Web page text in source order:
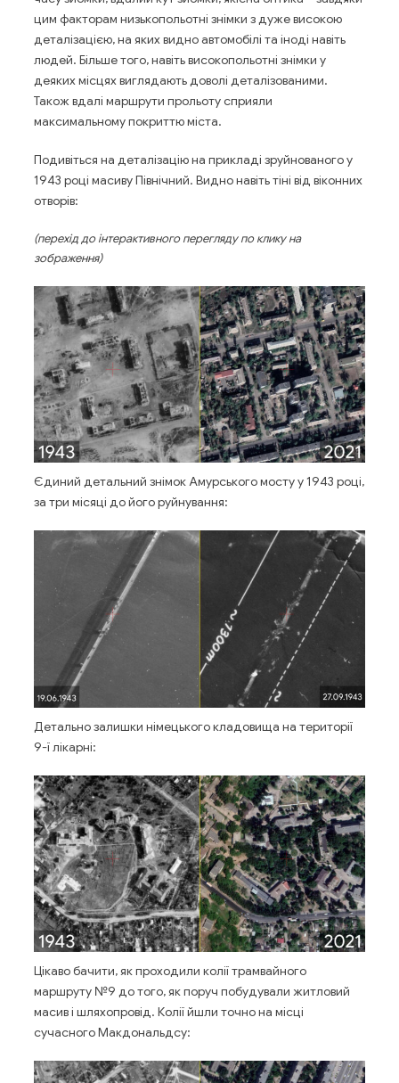
цим факторам низькопольотні знімки з дуже високою
деталізацією, на яких видно автомобілі та іноді навіть
людей. Більше того, навіть високопольотні знімки у
деяких місцях виглядають доволі деталізованими.
Також вдалі маршрути прольоту сприяли
максимальному покриттю міста.
Подивіться на деталізацію на прикладі зруйнованого у
1943 році масиву Північний. Видно навіть тіні від віконних
отворів:
(перехід до інтерактивного перегляду по клику на
зображення)
Єдиний детальний знімок Амурського мосту у 1943 році,
за три місяці до його руйнування:
Детально залишки німецького кладовища на території
9-ї лікарні:
Цікаво бачити, як проходили колії трамвайного
маршруту №9 до того, як поруч побудували житловий
масив і шляхопровід. Колії йшли точно на місці
сучасного Макдональдсу: